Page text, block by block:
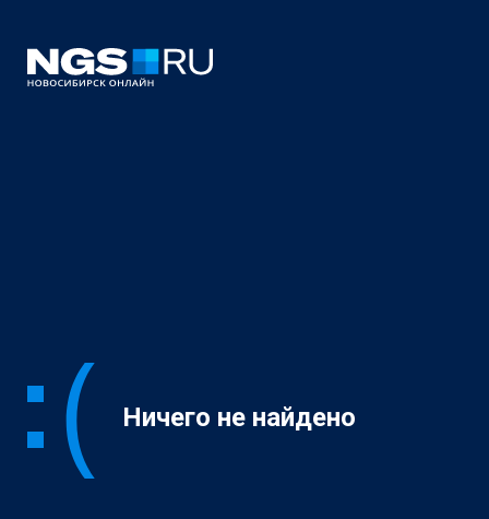
Ничего не найдено